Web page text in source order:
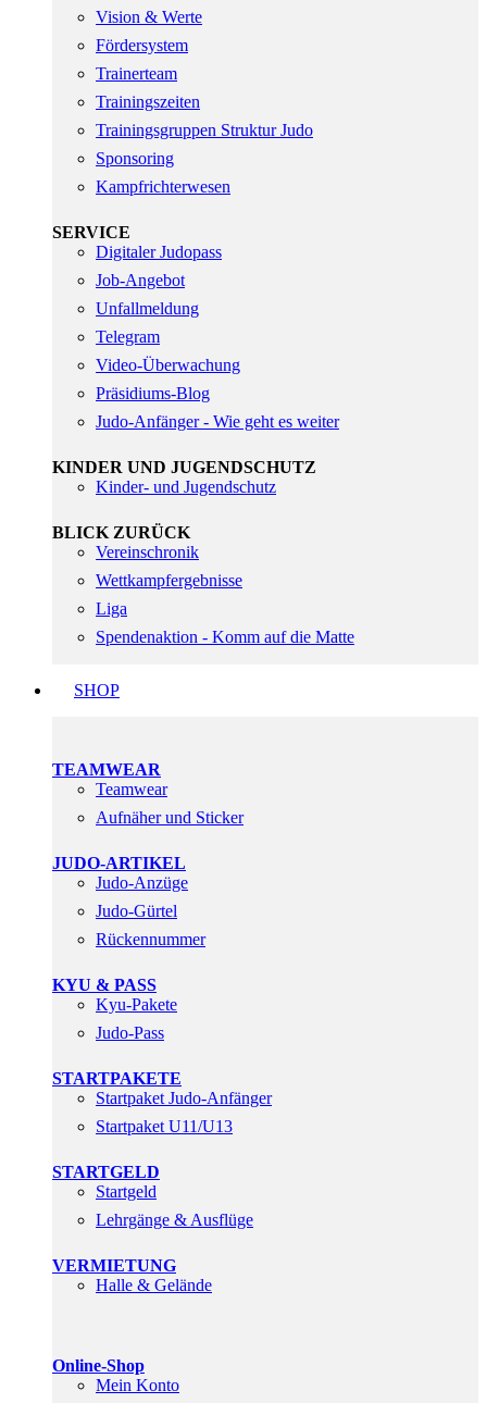
Vision & Werte
Fördersystem
Trainerteam
Trainingszeiten
Trainingsgruppen Struktur Judo
Sponsoring
Kampfrichterwesen
SERVICE
Digitaler Judopass
Job-Angebot
Unfallmeldung
Telegram
Video-Überwachung
Präsidiums-Blog
Judo-Anfänger - Wie geht es weiter
KINDER UND JUGENDSCHUTZ
Kinder- und Jugendschutz
BLICK ZURÜCK
Vereinschronik
Wettkampfergebnisse
Liga
Spendenaktion - Komm auf die Matte
SHOP
TEAMWEAR
Teamwear
Aufnäher und Sticker
JUDO-ARTIKEL
Judo-Anzüge
Judo-Gürtel
Rückennummer
KYU & PASS
Kyu-Pakete
Judo-Pass
STARTPAKETE
Startpaket Judo-Anfänger
Startpaket U11/U13
STARTGELD
Startgeld
Lehrgänge & Ausflüge
VERMIETUNG
Halle & Gelände
Online-Shop
Mein Konto